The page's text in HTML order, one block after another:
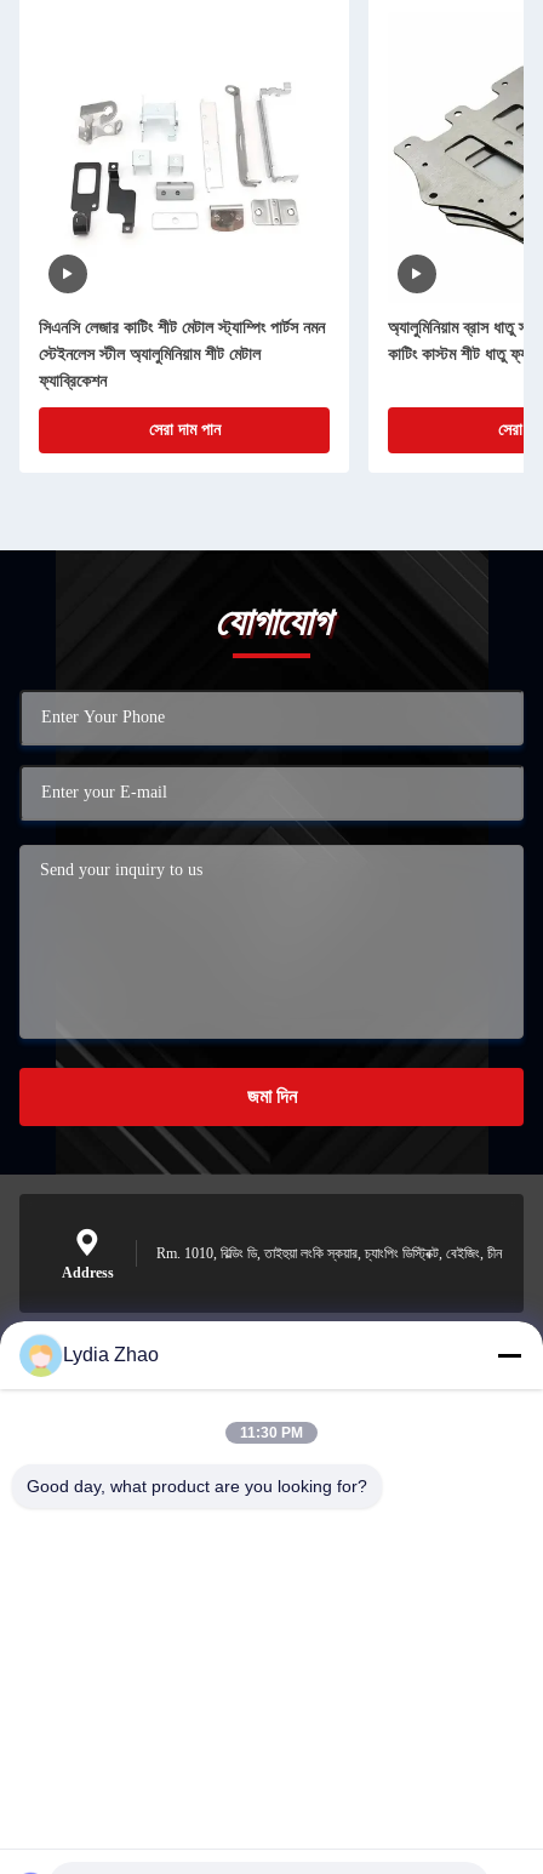
সিএনসি লেজার কাটিং শীট মেটাল স্ট্যাম্পিং পার্টস নমন
স্টেইনলেস স্টীল অ্যালুমিনিয়াম শীট মেটাল
ফ্যাব্রিকেশন
সেরা দাম পান
অ্যালুমিনিয়াম ব্রাস ধাতু
কাটিং কাস্টম শীট ধাতু
সেরা
যোগাযোগ
জমা দিন
Address
Rm. 1010, বিল্ডিং ডি, তাইহুয়া লংকি স্কয়ার, চ্যাংপিং ডিস্ট্রিক্ট, বেইজিং, চীন
jesingd@vip.sina.com
Lydia Zhao
11:30 PM
Good day, what product are you looking for?